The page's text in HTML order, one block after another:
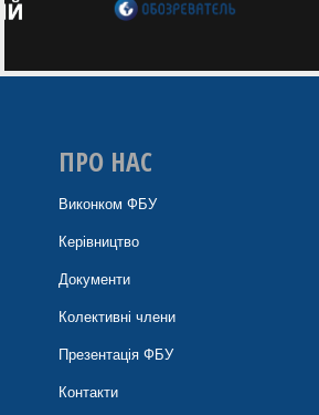
ПРО НАС
Виконком ФБУ
Керівництво
Документи
Колективні члени
Презентація ФБУ
Контакти